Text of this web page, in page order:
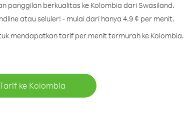
panggilan berkualitas ke Kolombia dari Swasiland.
atau seluler! - mulai dari hanya 4.9 ¢ per menit.
mendapatkan tarif per menit termurah ke Kolombia.
ke Kolombia